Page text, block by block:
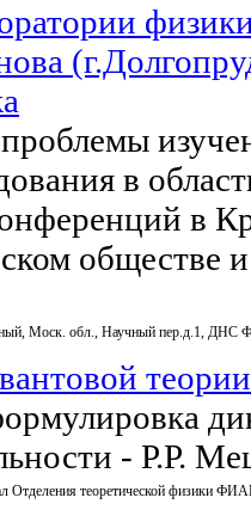
в
в
Моск. обл., Научный пер.д.1,
- Р.Р.
Отделения теоретической физики